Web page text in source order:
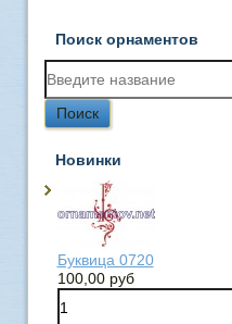
Поиск орнаментов
Новинки
Буквица 0720
100,00 руб